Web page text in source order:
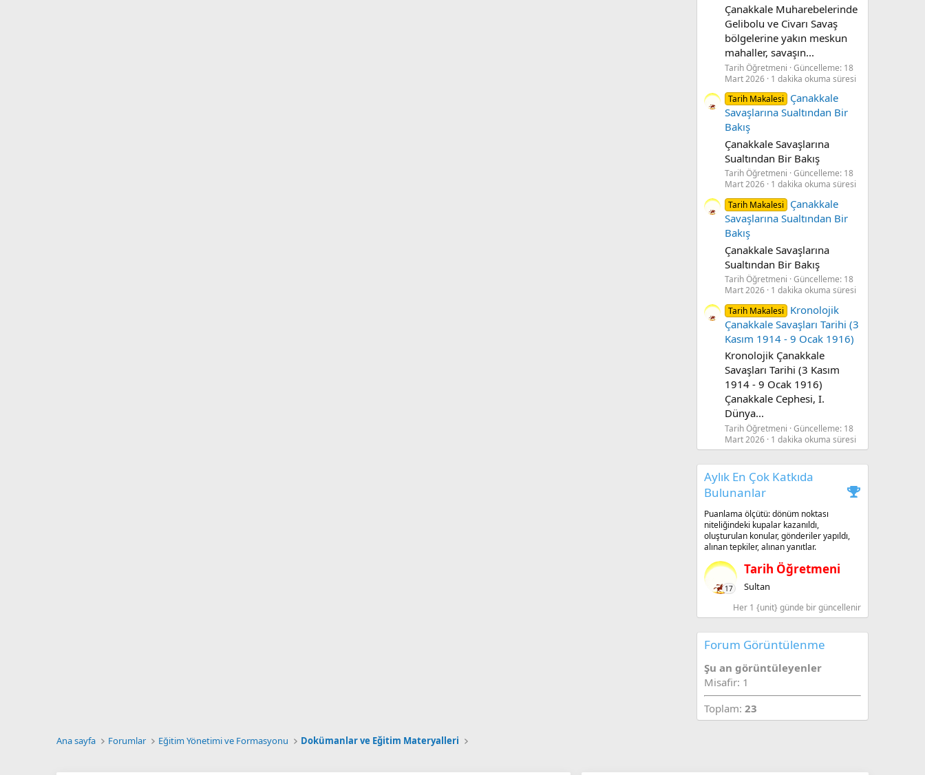
Çanakkale Muharebelerinde
Gelibolu ve Civarı Savaş
bölgelerine yakın meskun
mahaller, savaşın...
Tarih Öğretmeni Güncelleme: 18
Mart 2026 1 dakika okuma süresi
Tarih Makalesi
Çanakkale
Savaşlarına Sualtından Bir
Bakış
Çanakkale Savaşlarına
Sualtından Bir Bakış
Tarih Öğretmeni Güncelleme: 18
Mart 2026 1 dakika okuma süresi
Tarih Makalesi
Çanakkale
Savaşlarına Sualtından Bir
Bakış
Çanakkale Savaşlarına
Sualtından Bir Bakış
Tarih Öğretmeni Güncelleme: 18
Mart 2026 1 dakika okuma süresi
Tarih Makalesi
Kronolojik
Çanakkale Savaşları Tarihi (3
Kasım 1914 - 9 Ocak 1916)
Kronolojik Çanakkale
Savaşları Tarihi (3 Kasım
1914 - 9 Ocak 1916)
Çanakkale Cephesi, I.
Dünya...
Tarih Öğretmeni Güncelleme: 18
Mart 2026 1 dakika okuma süresi
Aylık En Çok Katkıda
Bulunanlar
Puanlama ölçütü: dönüm noktası
niteliğindeki kupalar kazanıldı,
oluşturulan konular, gönderiler yapıldı,
alınan tepkiler, alınan yanıtlar.
17
Tarih Öğretmeni
Sultan
Her 1 {unit} günde bir güncellenir
Forum Görüntülenme
Şu an görüntüleyenler
Misafir: 1
Toplam: 23
Ana sayfa Forumlar Eğitim Yönetimi ve Formasyonu Dokümanlar ve Eğitim Materyalleri